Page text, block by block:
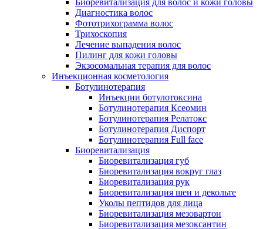
Биоревитализация для волос и кожи головы
Диагностика волос
Фототрихограмма волос
Трихоскопия
Лечение выпадения волос
Пилинг для кожи головы
Экзосомальная терапия для волос
Инъекционная косметология
Ботулинотерапия
Инъекции ботулотоксина
Ботулинотерапия Ксеомин
Ботулинотерапия Релатокс
Ботулинотерапия Диспорт
Ботулинотерапия Full face
Биоревитализация
Биоревитализация губ
Биоревитализация вокруг глаз
Биоревитализация рук
Биоревитализация шеи и декольте
Уколы пептидов для лица
Биоревитализация мезовартон
Биоревитализация мезоксантин